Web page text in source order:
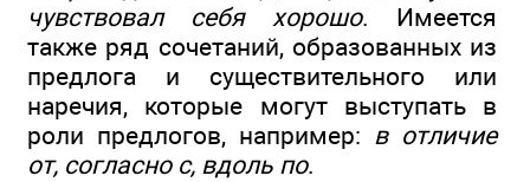
чувствовал себя хорошо. Имеется
также ряд сочетаний, образованных из
предлога и существительного или
наречия, которые могут выступать в
роли предлогов, например: в отличие
от, согласно с, вдоль по.